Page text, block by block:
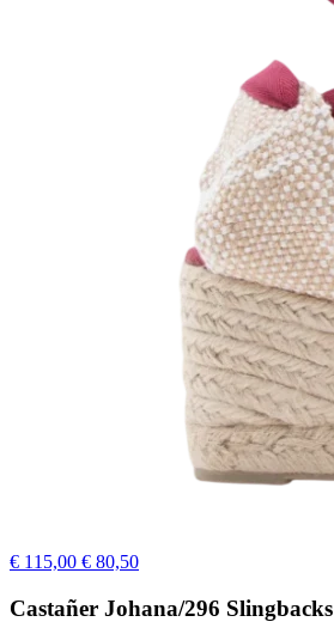
€ 115,00 € 80,50
Castañer Johana/296 Slingbacks